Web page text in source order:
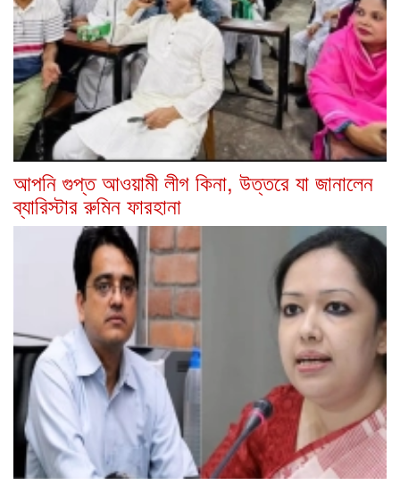
আপনি গুপ্ত আওয়ামী লীগ কিনা, উত্তরে যা জানালেন
ব্যারিস্টার রুমিন ফারহানা